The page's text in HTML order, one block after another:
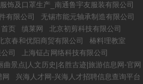
饰及口罩生产_南通鲁宇友服装有限公司
有限公司
无锡市能元轴承制造有限公司
页
缜莱网
北京初剪科技有限公司
京春和优阳商贸有限公司
椿料理教室
司
上海钲占网络科技有限公司
曲景点|人文历史|名胜古迹|旅游信息网-官网
兴海人才网-兴海人才招聘信息查询平台